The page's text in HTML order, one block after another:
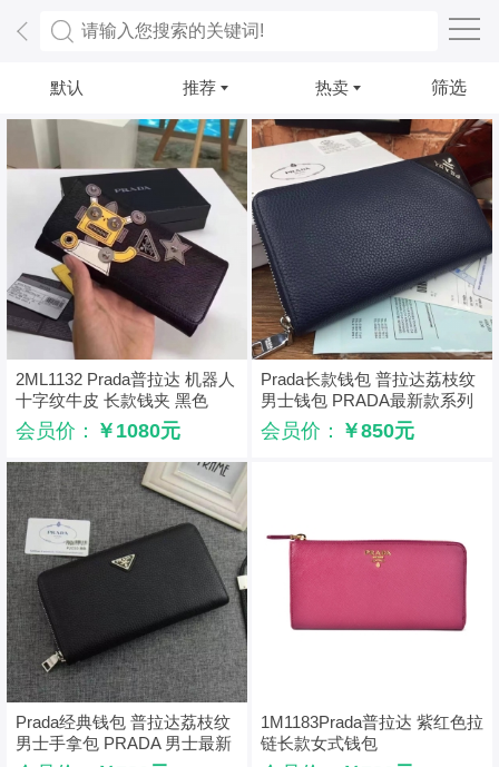
默认 推荐 热卖 筛选
2ML1132 Prada普拉达 机器人
十字纹牛皮 长款钱夹 黑色
会员价： ￥1080元
Prada长款钱包 普拉达荔枝纹
男士钱包 PRADA最新款系列
钱包 蓝色
会员价： ￥850元
Prada经典钱包 普拉达荔枝纹
男士手拿包 PRADA 男士最新
1M1183Prada普拉达 紫红色拉
链长款女式钱包